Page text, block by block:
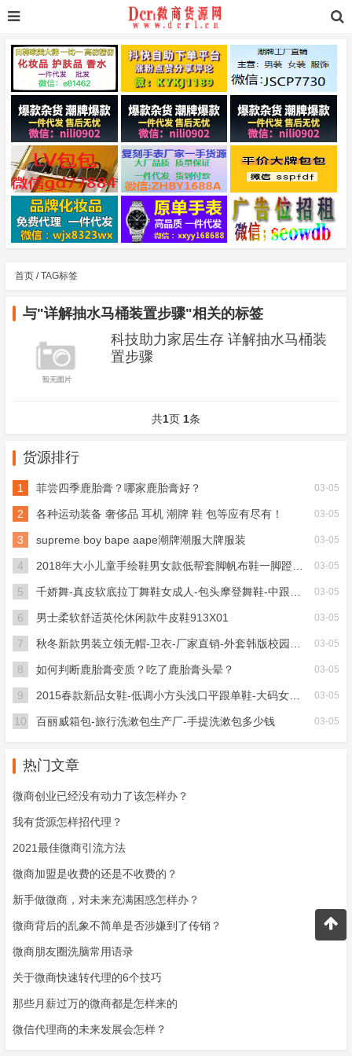
首页 /TAG标签
与"详解抽水马桶装置步骤"相关的标签
科技助力家居生存 详解抽水马桶装
置步骤
共1页 1条
货源排行
03-05
1 菲尝四季鹿胎膏？哪家鹿胎膏好？
03-05
2 各种运动装备 奢侈品 耳机 潮牌 鞋 包等应有尽有！
03-05
3 supreme boy bape aape潮牌潮服大牌服装
03-05
4 2018年大小儿童手绘鞋男女款低帮套脚帆布鞋一脚蹬硫化鞋运动
03-05
5 千娇舞-真皮软底拉丁舞鞋女成人-包头摩登舞鞋-中跟交谊舞跳舞
03-05
6 男士柔软舒适英伦休闲款牛皮鞋913X01
03-05
7 秋冬新款男装立领无帽-卫衣-厂家直销-外套韩版校园风运动卫衣
03-05
8 如何判断鹿胎膏变质？吃了鹿胎膏头晕？
03-05
9 2015春款新品女鞋-低调小方头浅口平跟单鞋-大码女鞋404
03-05
10 百丽威箱包-旅行洗漱包生产厂-手提洗漱包多少钱
热门文章
微商创业已经没有动力了该怎样办？
我有货源怎样招代理？
2021最佳微商引流方法
微商加盟是收费的还是不收费的？
新手做微商，对未来充满困惑怎样办？
微商背后的乱象不简单是否涉嫌到了传销？
微商朋友圈洗脑常用语录
关于微商快速转代理的6个技巧
那些月薪过万的微商都是怎样来的
微信代理商的未来发展会怎样？